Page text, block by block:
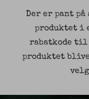
Der er pant
produktet i
rabatkode til
produktet